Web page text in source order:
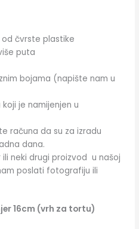
čvrste plastike
puta
bojama (napište nam u
je namijenjen u
računa da su za izradu
dana.
neki drugi proizvod u našoj
poslati fotografiju ili
16cm (vrh za tortu)